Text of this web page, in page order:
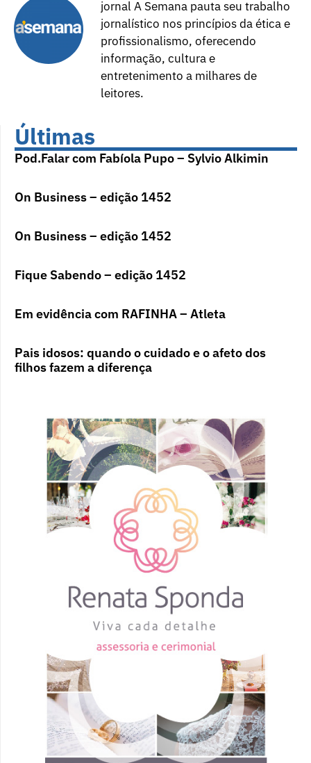
jornal A Semana pauta seu trabalho
jornalístico nos princípios da ética e
profissionalismo, oferecendo
informação, cultura e
entretenimento a milhares de
leitores.
Últimas
Pod.Falar com Fabíola Pupo – Sylvio Alkimin
On Business – edição 1452
On Business – edição 1452
Fique Sabendo – edição 1452
Em evidência com RAFINHA – Atleta
Pais idosos: quando o cuidado e o afeto dos
filhos fazem a diferença